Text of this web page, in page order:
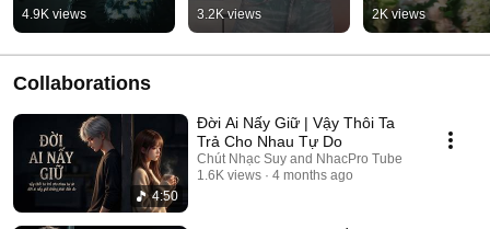
#tamtrang
4.9K views 3.2K views 2K views
Collaborations
4:50
Đời Ai Nấy Giữ | Vậy Thôi Ta
Trả Cho Nhau Tự Do
Chút Nhạc Suy and NhacPro Tube
1.6K views
4 months ago